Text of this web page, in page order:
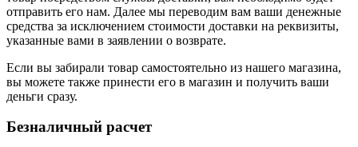
отправить его нам. Далее мы переводим вам ваши денежные
средства за исключением стоимости доставки на реквизиты,
указанные вами в заявлении о возврате.
Если вы забирали товар самостоятельно из нашего магазина,
вы можете также принести его в магазин и получить ваши
деньги сразу.
Безналичный расчет